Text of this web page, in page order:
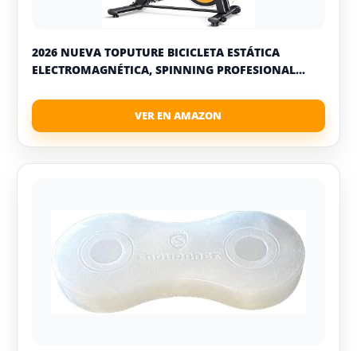
2026 NUEVA TOPUTURE BICICLETA ESTÁTICA
ELECTROMAGNÉTICA, SPINNING PROFESIONAL...